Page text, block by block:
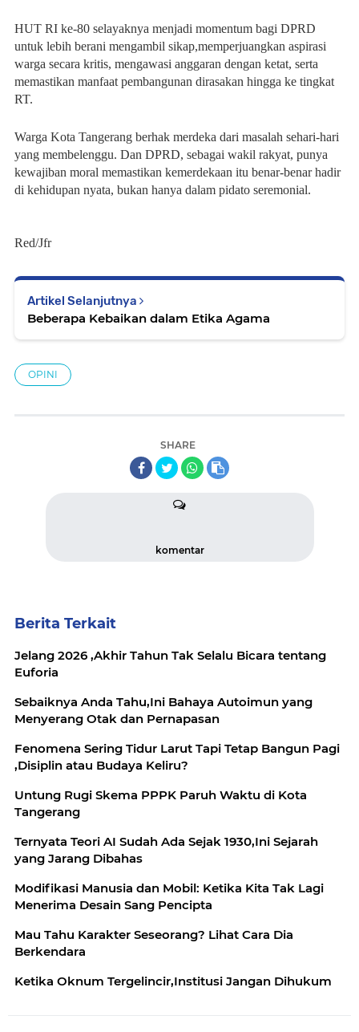
HUT RI ke-80 selayaknya menjadi momentum bagi DPRD
untuk lebih berani mengambil sikap,memperjuangkan aspirasi
warga secara kritis, mengawasi anggaran dengan ketat, serta
memastikan manfaat pembangunan dirasakan hingga ke tingkat
RT.
Warga Kota Tangerang berhak merdeka dari masalah sehari-hari
yang membelenggu. Dan DPRD, sebagai wakil rakyat, punya
kewajiban moral memastikan kemerdekaan itu benar-benar hadir
di kehidupan nyata, bukan hanya dalam pidato seremonial.
Red/Jfr
Artikel Selanjutnya
Beberapa Kebaikan dalam Etika Agama
OPINI
SHARE
komentar
Berita Terkait
Jelang 2026 ,Akhir Tahun Tak Selalu Bicara tentang
Euforia
Sebaiknya Anda Tahu,Ini Bahaya Autoimun yang
Menyerang Otak dan Pernapasan
Fenomena Sering Tidur Larut Tapi Tetap Bangun Pagi
,Disiplin atau Budaya Keliru?
Untung Rugi Skema PPPK Paruh Waktu di Kota
Tangerang
Ternyata Teori AI Sudah Ada Sejak 1930,Ini Sejarah
yang Jarang Dibahas
Modifikasi Manusia dan Mobil: Ketika Kita Tak Lagi
Menerima Desain Sang Pencipta
Mau Tahu Karakter Seseorang? Lihat Cara Dia
Berkendara
Ketika Oknum Tergelincir,Institusi Jangan Dihukum